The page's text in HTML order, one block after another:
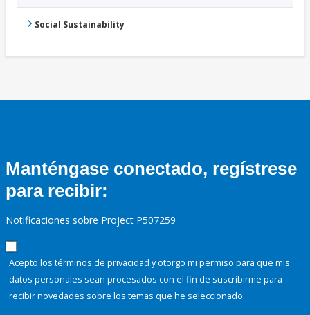
Social Sustainability
Manténgase conectado, regístrese
para recibir:
Notificaciones sobre Project P507259
Acepto los términos de privacidad y otorgo mi permiso para que mis
datos personales sean procesados con el fin de suscribirme para
recibir novedades sobre los temas que he seleccionado.